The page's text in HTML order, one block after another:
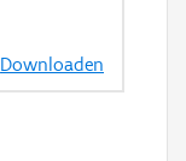
Downloaden